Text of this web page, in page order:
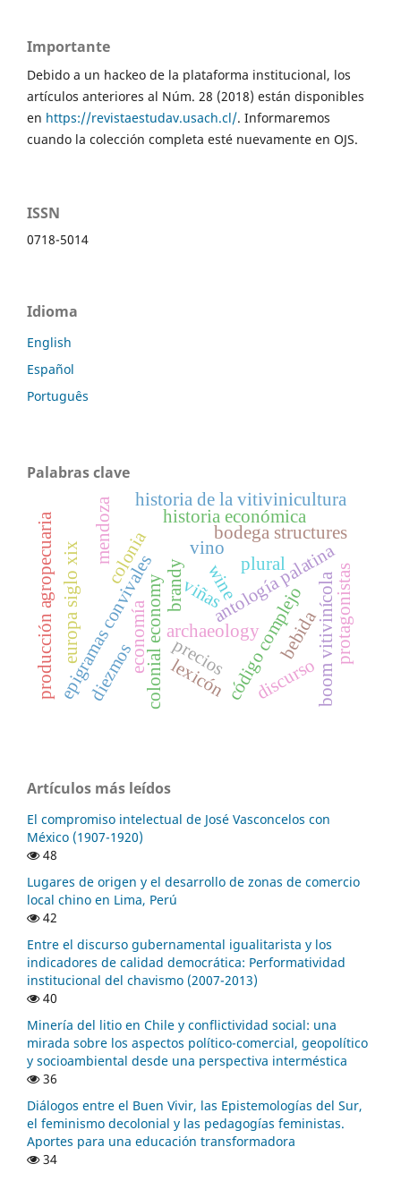
Importante
Debido a un hackeo de la plataforma institucional, los
artículos anteriores al Núm. 28 (2018) están disponibles
en https://revistaestudav.usach.cl/. Informaremos
cuando la colección completa esté nuevamente en OJS.
ISSN
0718-5014
Idioma
English
Español
Português
Palabras clave
epigramas convivales antología palatina
vino
código complejo
plural
wine
brandy
bodega structures
colonial economy archaeology
colonia
precios
economía
historia económica
historia de la vitivinicultura
diezmos
producción agropecuaria boom vitivinícola
mendoza
protagonistas
europa siglo xix viñas
discurso
lexicón
bebida
Artículos más leídos
El compromiso intelectual de José Vasconcelos con
México (1907-1920)
48
Lugares de origen y el desarrollo de zonas de comercio
local chino en Lima, Perú
42
Entre el discurso gubernamental igualitarista y los
indicadores de calidad democrática: Performatividad
institucional del chavismo (2007-2013)
40
Minería del litio en Chile y conflictividad social: una
mirada sobre los aspectos político-comercial, geopolítico
y socioambiental desde una perspectiva interméstica
36
Diálogos entre el Buen Vivir, las Epistemologías del Sur,
el feminismo decolonial y las pedagogías feministas.
Aportes para una educación transformadora
34